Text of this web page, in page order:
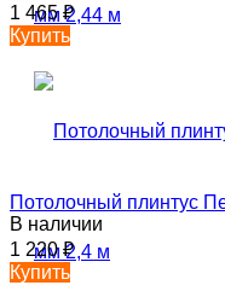
1 465₽
Купить
Потолочный плинтус
В наличии
1 220₽
Купить